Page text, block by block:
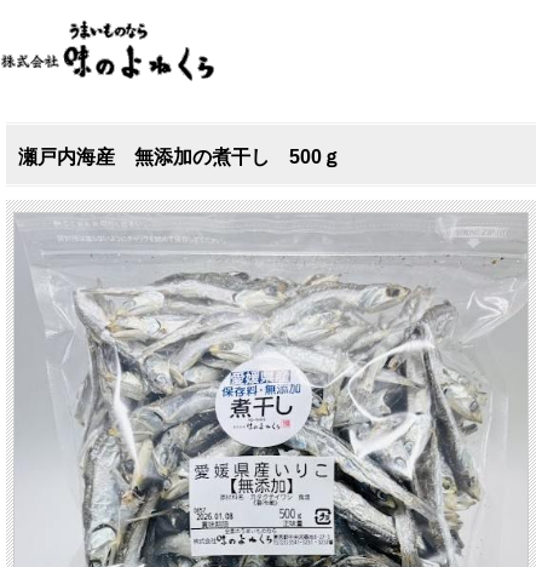
瀬戸内海産 無添加の煮干し 500ｇ